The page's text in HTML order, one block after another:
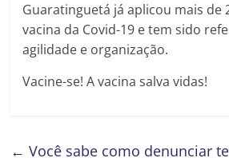
Guaratinguetá já aplicou mais de
vacina da Covid-19 e tem sido
agilidade e organização.
Vacine-se! A vacina salva vidas!
← Você sabe como denunciar